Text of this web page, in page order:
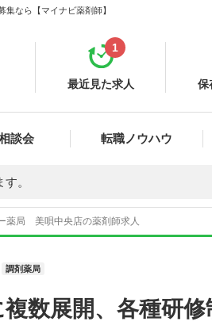
なら【マイナビ薬剤師】
最近見た求人
1
保
談会 転職ノウハウ
。
薬局 美唄中央店の薬剤師求人
調剤薬局
複数展開、各種研